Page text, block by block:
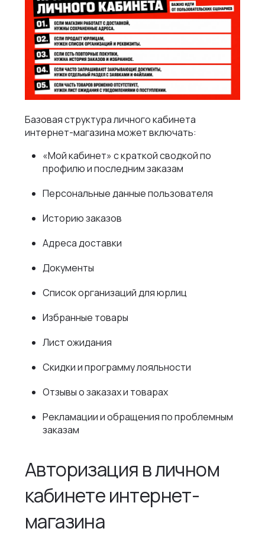
Базовая структура личного кабинета
интернет-магазина может включать:
«Мой кабинет» с краткой сводкой по
профилю и последним заказам
Персональные данные пользователя
Историю заказов
Адреса доставки
Документы
Список организаций для юрлиц
Избранные товары
Лист ожидания
Скидки и программу лояльности
Отзывы о заказах и товарах
Рекламации и обращения по проблемным
заказам
Авторизация в личном
кабинете интернет-
магазина